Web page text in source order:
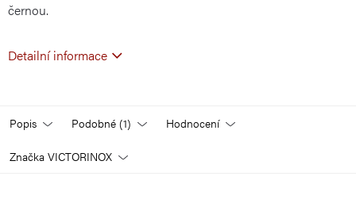
černou.
Detailní informace
Popis Podobné (1) Hodnocení
Značka VICTORINOX